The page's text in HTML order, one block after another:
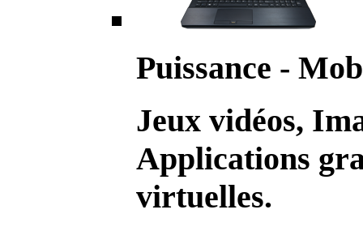
Puissance -
Jeux vidéos,
Applications
virtuelles.